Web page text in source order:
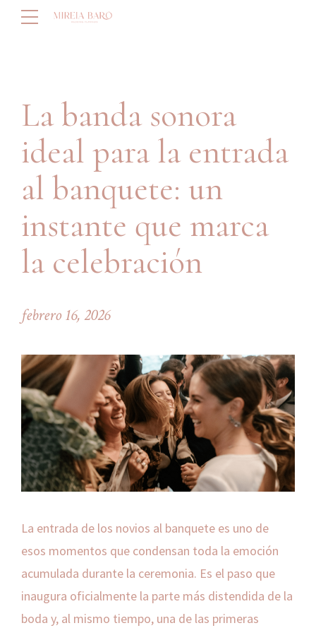
La banda sonora
ideal para la entrada
al banquete: un
instante que marca
la celebración
febrero 16, 2026
La entrada de los novios al banquete es uno de
esos momentos que condensan toda la emoción
acumulada durante la ceremonia. Es el paso que
inaugura oficialmente la parte más distendida de la
boda y, al mismo tiempo, una de las primeras